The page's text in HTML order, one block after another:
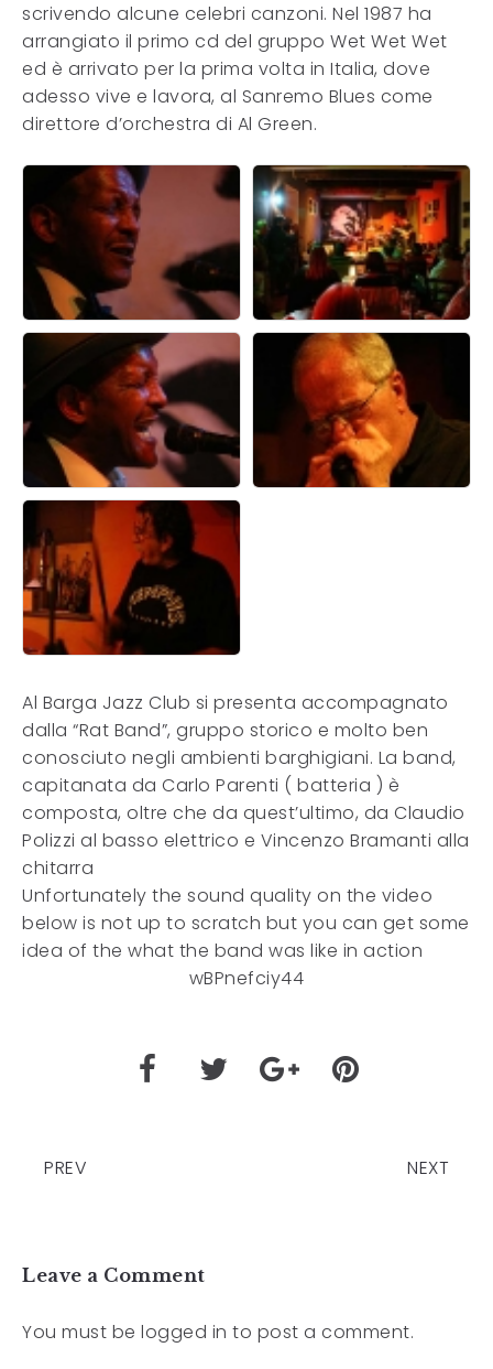
scrivendo alcune celebri canzoni. Nel 1987 ha
arrangiato il primo cd del gruppo Wet Wet Wet
ed è arrivato per la prima volta in Italia, dove
adesso vive e lavora, al Sanremo Blues come
direttore d’orchestra di Al Green.
Al Barga Jazz Club si presenta accompagnato
dalla “Rat Band”, gruppo storico e molto ben
conosciuto negli ambienti barghigiani. La band,
capitanata da Carlo Parenti ( batteria ) è
composta, oltre che da quest’ultimo, da Claudio
Polizzi al basso elettrico e Vincenzo Bramanti alla
chitarra
Unfortunately the sound quality on the video
below is not up to scratch but you can get some
idea of the what the band was like in action
wBPnefciy44
PREV NEXT
Leave a Comment
You must be logged in to post a comment.